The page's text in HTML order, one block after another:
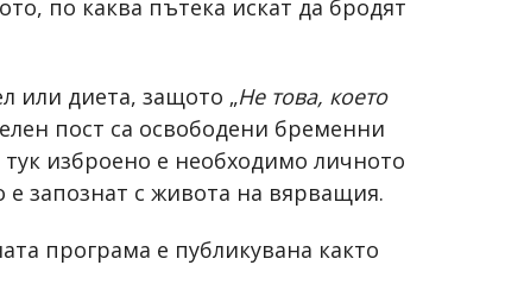
по каква пътека искат да бродят
или диета, защото „Не това, което
пост са освободени бременни
изброено е необходимо личното
запознат с живота на вярващия.
програма е публикувана както